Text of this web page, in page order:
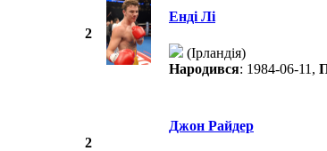
2
Енді Лі
(Ірландія)
Народився: 1984-06-11,
2
Джон Райдер